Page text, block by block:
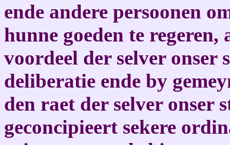
ende andere persoonen
hunne goeden te
voordeel der selver onser
deliberatie ende by
den raet der selver onser
geconcipieert sekere